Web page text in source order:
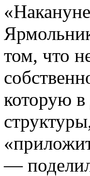
том, что
которую
—